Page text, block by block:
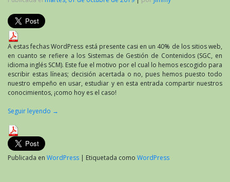
A estas fechas WordPress está presente casi en un 40% de los sitios web,
en cuanto se refiere a los Sistemas de Gestión de Contenidos (SGC, en
idioma inglés SCM). Este fue el motivo por el cual lo hemos escogido para
escribir estas líneas; decisión acertada o no, pues hemos puesto todo
nuestro empeño en usar, estudiar y en esta entrada compartir nuestros
conocimientos, ¡como hoy es el caso!
Seguir leyendo →
Publicada en WordPress | Etiquetada como WordPress